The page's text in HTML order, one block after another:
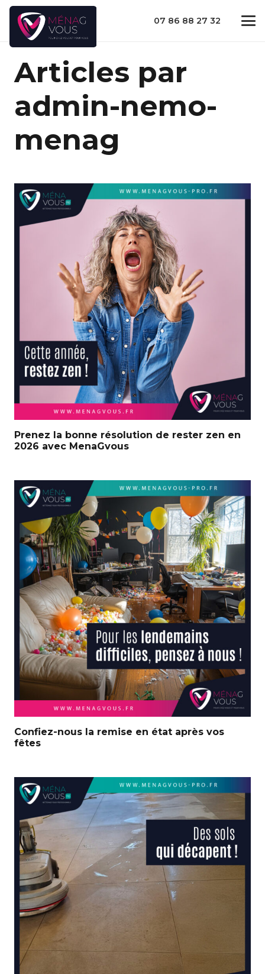
07 86 88 27 32
Articles par
admin-nemo-
menag
Prenez la bonne résolution de rester zen en
2026 avec MenaGvous
Confiez-nous la remise en état après vos
fêtes